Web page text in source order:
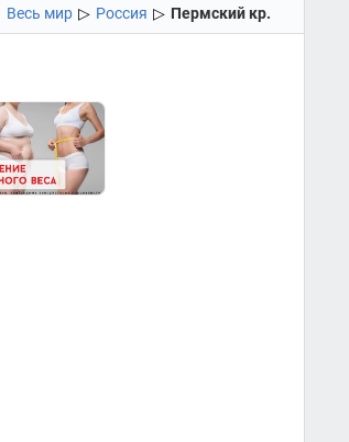
Весь мир ▷ Россия ▷ Пермский кр.